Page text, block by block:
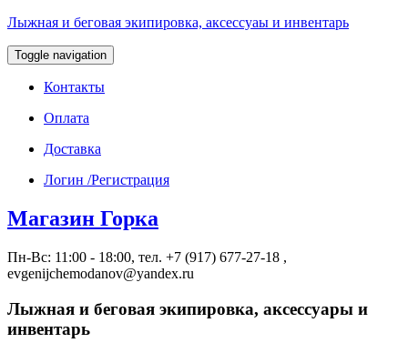
Лыжная и беговая экипировка, аксессуаы и инвентарь
Toggle navigation
Контакты
Оплата
Доставка
Логин /Регистрация
Магазин Горка
Пн-Вс: 11:00 - 18:00, тел. +7 (917) 677-27-18 ,
evgenijchemodanov@yandex.ru
Лыжная и беговая экипировка, аксессуары и
инвентарь